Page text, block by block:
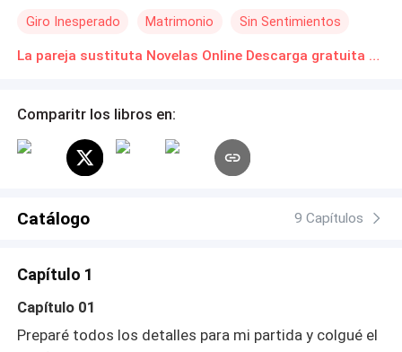
ante mi media hermana, Liliana Rojas. Con voz firme y
aplausos, cantos de bendición y el aullido del viento, yo
noche, con el corazón hecho trizas. Justo cuando sentía
que me desmoronaba, Samuel Torres, Alfa de la Manada
Obsidiana, dio un paso al frente y, con su presencia
imponente y voz de trueno, declaró: —Hace años que te
mi compañera. ¿Aceptas? Lo miré. En sus ojos brillaba
una determinación que me confundía. Y, con el alma
años, Samuel fue mi escudo y mi calma. Sabía cómo me
serenaba, el rincón del bosque donde solía refugiarme
cuando el mundo pesaba demasiado. Me protegía, me
Giro Inesperado Matrimonio Sin Sentimientos
La pareja sustituta Novelas Online Descarga gratuita de PDF
Comparitr los libros en:
Catálogo 9 Capítulos
Capítulo 1
Capítulo 01
Preparé todos los detalles para mi partida y colgué el